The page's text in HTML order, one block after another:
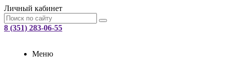
Личный кабинет
8 (351) 283-06-55
Меню